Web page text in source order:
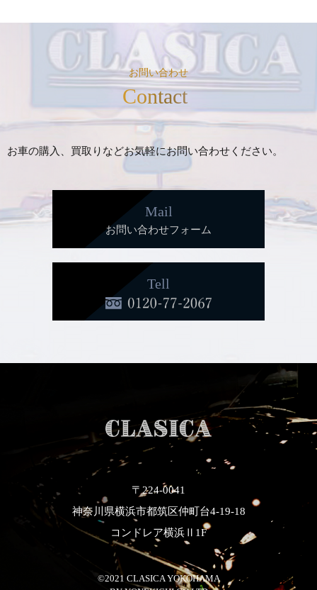
お問い合わせ
Contact
お車の購入、買取りなどお気軽にお問い合わせください。
Mail
お問い合わせフォーム
Tell
〒224-0041
神奈川県横浜市都筑区仲町台4-19-18
コンドレア横浜Ⅱ1F
©2021 CLASICA YOKOHAMA